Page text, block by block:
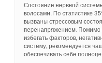
Состояние нервной
волосами. По статистике
вызваны стрессовым
перенапряжением. Помимо
избегать факторов,
систему, рекомендуется
обеспечивать себе